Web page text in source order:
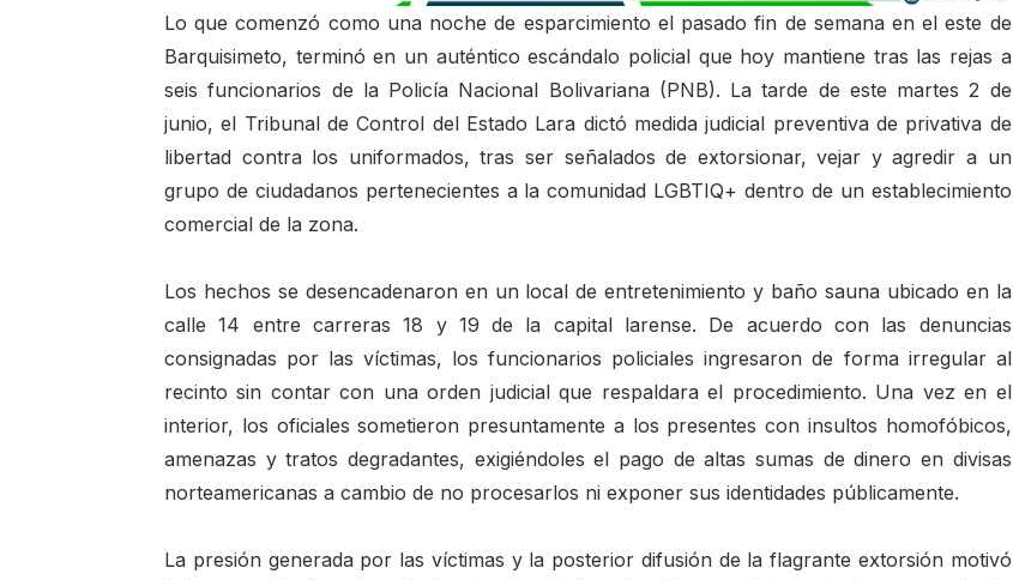
Lo que comenzó como una noche de esparcimiento el pasado fin de semana en el este de
Barquisimeto, terminó en un auténtico escándalo policial que hoy mantiene tras las rejas a
seis funcionarios de la Policía Nacional Bolivariana (PNB). La tarde de este martes 2 de
junio, el Tribunal de Control del Estado Lara dictó medida judicial preventiva de privativa de
libertad contra los uniformados, tras ser señalados de extorsionar, vejar y agredir a un
grupo de ciudadanos pertenecientes a la comunidad LGBTIQ+ dentro de un establecimiento
comercial de la zona.
Los hechos se desencadenaron en un local de entretenimiento y baño sauna ubicado en la
calle 14 entre carreras 18 y 19 de la capital larense. De acuerdo con las denuncias
consignadas por las víctimas, los funcionarios policiales ingresaron de forma irregular al
recinto sin contar con una orden judicial que respaldara el procedimiento. Una vez en el
interior, los oficiales sometieron presuntamente a los presentes con insultos homofóbicos,
amenazas y tratos degradantes, exigiéndoles el pago de altas sumas de dinero en divisas
norteamericanas a cambio de no procesarlos ni exponer sus identidades públicamente.
La presión generada por las víctimas y la posterior difusión de la flagrante extorsión motivó